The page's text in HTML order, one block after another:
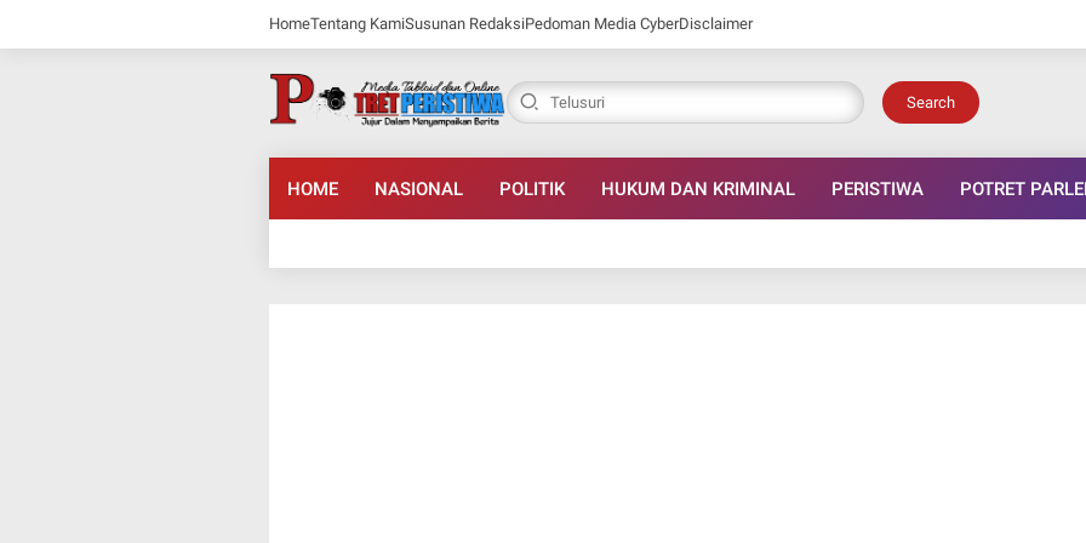
HomeTentang KamiSusunan RedaksiPedoman Media CyberDisclaimer
Search
HOME NASIONAL POLITIK HUKUM DAN KRIMINAL PERISTIWA POTRET